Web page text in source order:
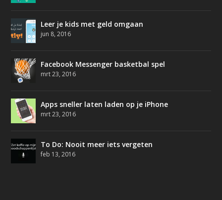
Leer je kids met geld omgaan
jun 8, 2016
Facebook Messenger basketbal spel
mrt 23, 2016
Apps sneller laten laden op je iPhone
mrt 23, 2016
To Do: Nooit meer iets vergeten
feb 13, 2016